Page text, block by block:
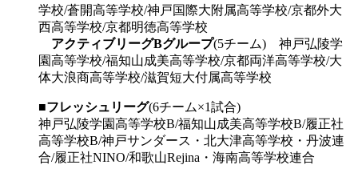
学校/蒼開高等学校/神戸国際大附属高等学校/京都外大
西高等学校/京都明徳高等学校
アクティブリーグBグループ(5チーム) 神戸弘陵学
園高等学校/福知山成美高等学校/京都両洋高等学校/大
体大浪商高等学校/滋賀短大付属高等学校
■フレッシュリーグ(6チーム×1試合)
神戸弘陵学園高等学校B/福知山成美高等学校B/履正社
高等学校B/神戸サンダース・北大津高等学校・丹波連
合/履正社NINO/和歌山Rejina・海南高等学校連合